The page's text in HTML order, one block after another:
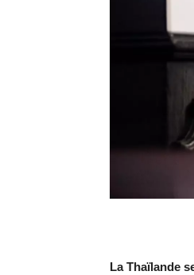
La Thaïlande